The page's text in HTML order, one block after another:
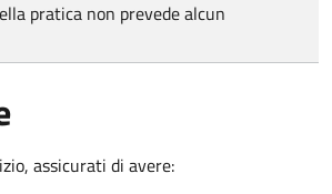
pratica non prevede alcun
assicurati di avere: